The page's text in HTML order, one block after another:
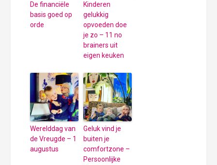
De financiële
basis goed op
orde
Kinderen
gelukkig
opvoeden doe
je zo – 11 no
brainers uit
eigen keuken
Werelddag van
de Vreugde – 1
augustus
Geluk vind je
buiten je
comfortzone –
Persoonlijke